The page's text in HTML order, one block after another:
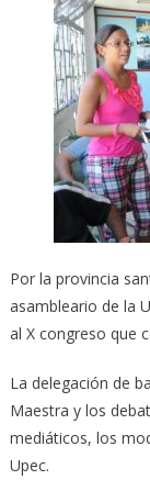
Por la provincia
asambleario de la
al X congreso que
La delegación de
Maestra y los
mediáticos, los
Upec.